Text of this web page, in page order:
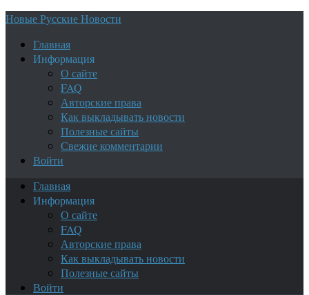
Новые Русские Новости
Главная
Информация
О сайте
FAQ
Авторские права
Как выкладывать новости
Полезные сайты
Свежие комментарии
Войти
Главная
Информация
О сайте
FAQ
Авторские права
Как выкладывать новости
Полезные сайты
Войти